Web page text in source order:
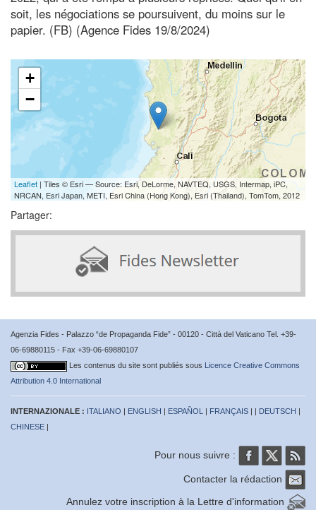
soit, les négociations se poursuivent, du moins sur le
papier. (FB) (Agence Fides 19/8/2024)
+
−
Leaflet | Tiles © Esri — Source: Esri, DeLorme, NAVTEQ, USGS, Intermap, iPC,
NRCAN, Esri Japan, METI, Esri China (Hong Kong), Esri (Thailand), TomTom, 2012
Partager:
Agenzia Fides - Palazzo “de Propaganda Fide” - 00120 - Città del Vaticano Tel. +39-
06-69880115 - Fax +39-06-69880107
Les contenus du site sont publiés sous Licence Creative Commons
Attribution 4.0 International
INTERNAZIONALE : ITALIANO | ENGLISH | ESPAÑOL | FRANÇAIS | | DEUTSCH |
CHINESE |
Pour nous suivre :
Contacter la rédaction
Annulez votre inscription à la Lettre d'information